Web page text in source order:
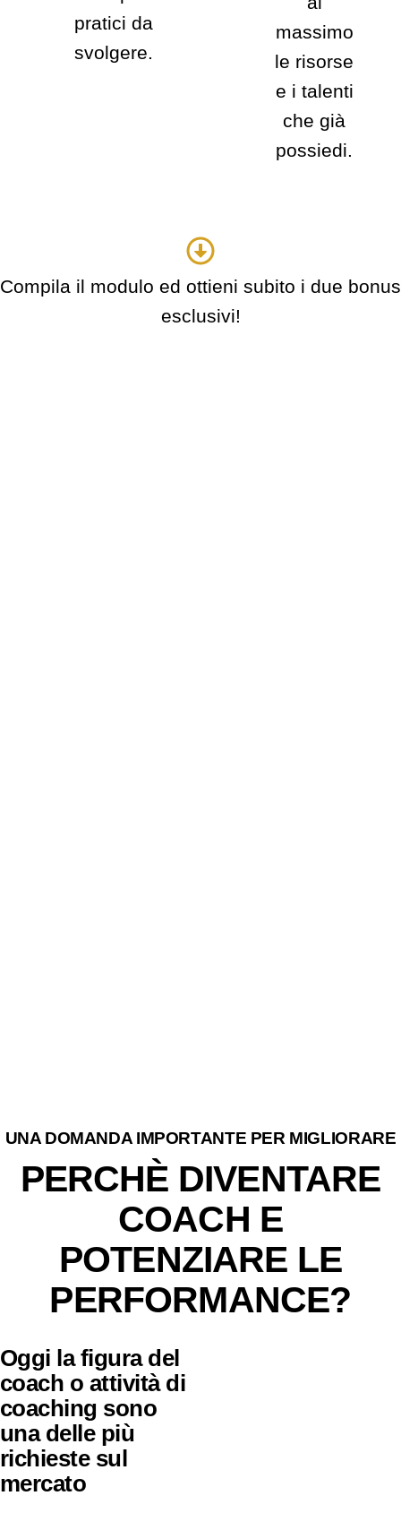
pratici da
svolgere.
massimo
le risorse
e i talenti
che già
possiedi.
Compila il modulo ed ottieni subito i due bonus
esclusivi!
UNA DOMANDA IMPORTANTE PER MIGLIORARE
PERCHÈ DIVENTARE
COACH E
POTENZIARE LE
PERFORMANCE?
Oggi la figura del
coach o attività di
coaching sono
una delle più
richieste sul
mercato